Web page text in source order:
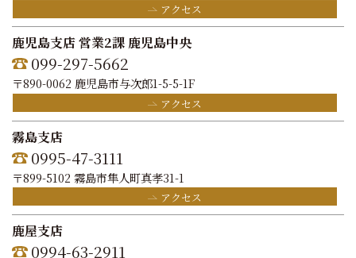
アクセス
鹿児島支店 営業2課 鹿児島中央
099-297-5662
〒890-0062 鹿児島市与次郎1-5-5-1F
アクセス
霧島支店
0995-47-3111
〒899-5102 霧島市隼人町真孝31-1
アクセス
鹿屋支店
0994-63-2911